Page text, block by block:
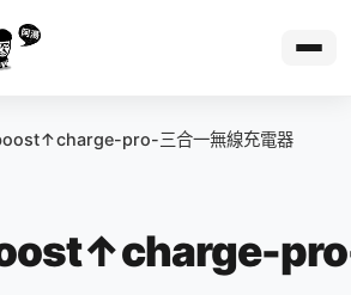
pro-三合一無線充電器